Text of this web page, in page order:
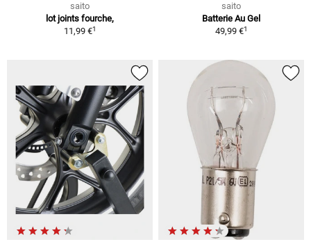
saito
lot joints fourche,
11,99 €1
saito
Batterie Au Gel
49,99 €1